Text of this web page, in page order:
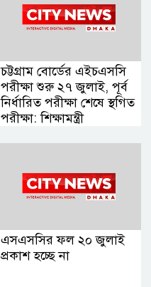
চট্টগ্রাম বোর্ডের এইচএসসি
পরীক্ষা শুরু ২৭ জুলাই, পূর্ব
নির্ধারিত পরীক্ষা শেষে স্থগিত
পরীক্ষা: শিক্ষামন্ত্রী
এসএসসির ফল ২০ জুলাই
প্রকাশ হচ্ছে না